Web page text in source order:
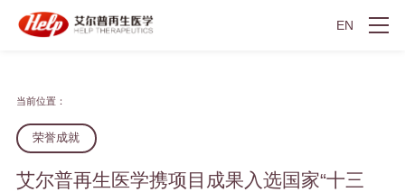
EN
当前位置：
荣誉成就
艾尔普再生医学携项目成果入选国家“十三